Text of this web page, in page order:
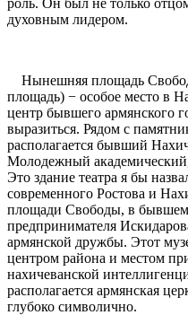
духовным лидером.
Нынешняя площадь
площадь) − особое место в
центр бывшего армянского
выразиться. Рядом с
располагается бывший
Молодежный
Это здание театра я бы
современного Ростова и
площади Свободы, в бывшем
предпринимателя
армянской дружбы. Этот
центром района и местом
нахичеванской
располагается армянская
глубоко символично.